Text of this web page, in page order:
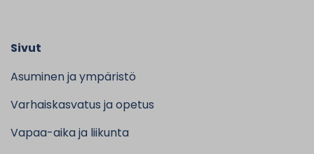
Sivut
Asuminen ja ympäristö
Varhaiskasvatus ja opetus
Vapaa-aika ja liikunta